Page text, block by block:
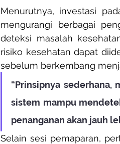
Menurutnya, investasi
mengurangi berbagai
deteksi masalah
risiko kesehatan dapat
sebelum berkembang
“Prinsipnya
sistem mampu
penanganan akan jauh
Selain sesi pemaparan,